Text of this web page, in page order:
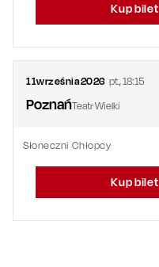
Kup bilet
11września2026 pt.,18:15
PoznańTeatr Wielki
Słoneczni Chłopcy
Kup bilet